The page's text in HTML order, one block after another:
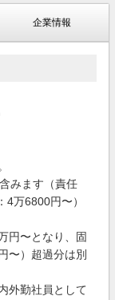
企業情報
みます（責任
万6800円〜）
円〜となり、固
〜）超過分は別
外勤社員として